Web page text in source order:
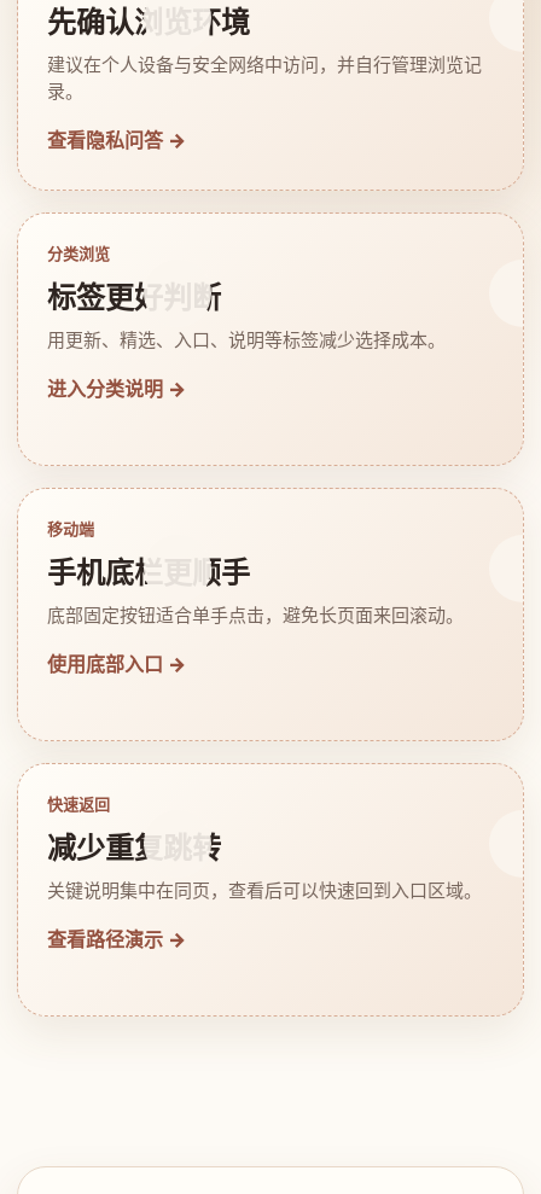
先确认浏览环境
建议在个人设备与安全网络中访问，并自行管理浏览记
录。
查看隐私问答 →
分类浏览
标签更好判断
用更新、精选、入口、说明等标签减少选择成本。
进入分类说明 →
移动端
手机底栏更顺手
底部固定按钮适合单手点击，避免长页面来回滚动。
使用底部入口 →
快速返回
减少重复跳转
关键说明集中在同页，查看后可以快速回到入口区域。
查看路径演示 →